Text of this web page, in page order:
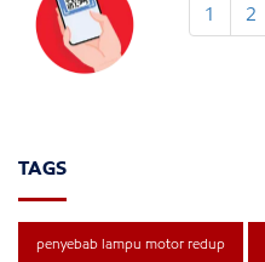
1 2
TAGS
penyebab lampu motor redup